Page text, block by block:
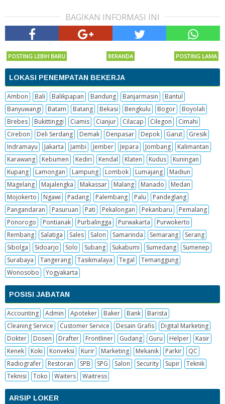
BAGIKAN INFORMASI INI
POSTING LEBIH BARU POSTING LAMA
BERANDA
LOKASI PENEMPATAN BEKERJA
Ambon Bali Balikpapan Bandung Banjarmasin
Bantul
Banyuwangi
Batam Batang Bekasi Bengkulu Bogor
Boyolali
Brebes
Bukittinggi Ciamis Cianjur Cilacap Cilegon
Cimahi
Cirebon
Deli Serdang Demak Denpasar Depok Garut
Gresik
Indramayu
Jakarta Jambi Jember Jepara Jombang
Kalimantan
Karawang
Kebumen Kediri Kendal Klaten Kudus
Kuningan
Kupang
Lamongan Lampung Lombok Lumajang
Madiun
Magelang
Majalengka Makassar Malang Manado
Medan
Mojokerto
Ngawi Padang Palembang Palu
Pandeglang
Pangandaran
Pasuruan Pati Pekalongan Pekanbaru
Pemalang
Ponorogo
Pontianak Purbalingga Purwakarta
Purwokerto
Rembang
Salatiga Sales Salon Samarinda Semarang
Serang
Sibolga
Sidoarjo Solo Subang Sukabumi Sumedang
Sumenep
Surabaya
Tangerang Tasikmalaya Tegal
Temanggung
Wonosobo
Yogyakarta
POSISI JABATAN
Accounting Admin Apoteker Baker Bank
Barista
Cleaning Service
Customer Service Desain Grafis
Digital Marketing
Dokter
Dosen Drafter Frontliner Gudang Guru Helper
Kasir
Kenek
Koki Konveksi Kurir Marketing Mekanik Parkir
QC
Radiografer
Restoran SPB SPG Salon Security Supir
Teknik
Teknisi
Toko Waiters Waitress
ARSIP LOKER